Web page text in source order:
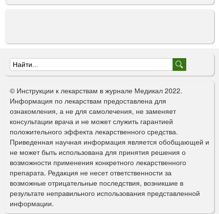
Ф
о
р
м
а
п
о
и
с
к
© Инструкции к лекарствам в журнале Медикал 2022.
Информация по лекарствам предоставлена для
ознакомления, а не для самолечения, не заменяет
консультации врача и не может служить гарантией
положительного эффекта лекарственного средства.
Приведенная научная информация является обобщающей и
не может быть использована для принятия решения о
возможности применения конкретного лекарственного
препарата. Редакция не несет ответственности за
возможные отрицательные последствия, возникшие в
результате неправильного использования представленной
информации.